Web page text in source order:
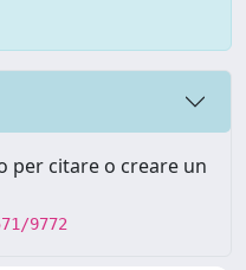
per citare o creare un
9772